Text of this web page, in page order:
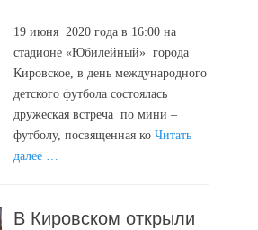
19 июня 2020 года в 16:00 на
стадионе «Юбилейный» города
Кировское, в день международного
детского футбола состоялась
дружеская встреча по мини –
футболу, посвященная коЧитать
далее …
В Кировском открыли